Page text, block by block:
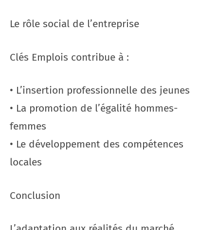
Le rôle social de l’entreprise
Clés Emplois contribue à :
• L’insertion professionnelle des jeunes
• La promotion de l’égalité hommes-
femmes
• Le développement des compétences
locales
Conclusion